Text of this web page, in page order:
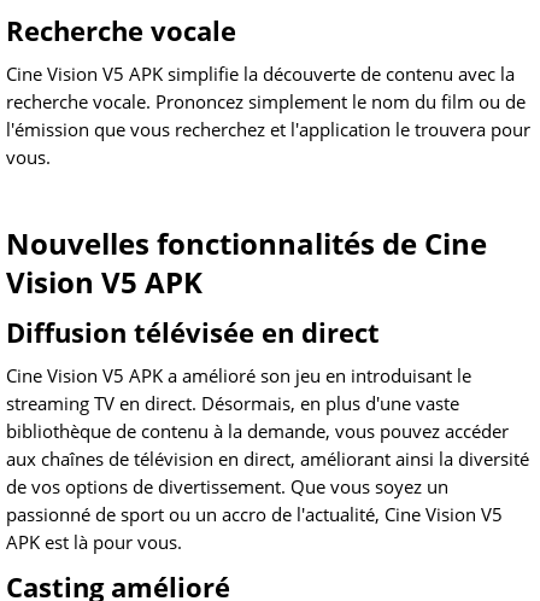
Recherche vocale
Cine Vision V5 APK simplifie la découverte de contenu avec la
recherche vocale. Prononcez simplement le nom du film ou de
l'émission que vous recherchez et l'application le trouvera pour
vous.
Nouvelles fonctionnalités de Cine
Vision V5 APK
Diffusion télévisée en direct
Cine Vision V5 APK a amélioré son jeu en introduisant le
streaming TV en direct. Désormais, en plus d'une vaste
bibliothèque de contenu à la demande, vous pouvez accéder
aux chaînes de télévision en direct, améliorant ainsi la diversité
de vos options de divertissement. Que vous soyez un
passionné de sport ou un accro de l'actualité, Cine Vision V5
APK est là pour vous.
Casting amélioré